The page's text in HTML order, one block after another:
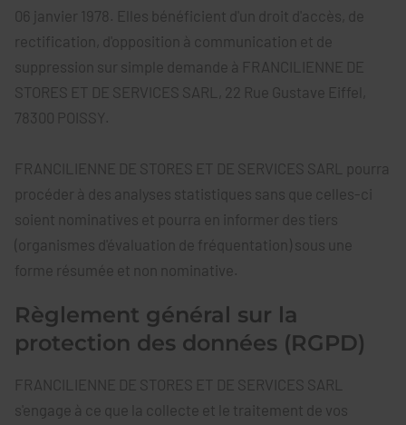
06 janvier 1978. Elles bénéficient d'un droit d'accès, de
rectification, d'opposition à communication et de
suppression sur simple demande à FRANCILIENNE DE
STORES ET DE SERVICES SARL, 22 Rue Gustave Eiffel,
78300 POISSY.
FRANCILIENNE DE STORES ET DE SERVICES SARL pourra
procéder à des analyses statistiques sans que celles-ci
soient nominatives et pourra en informer des tiers
(organismes d'évaluation de fréquentation) sous une
forme résumée et non nominative.
Règlement général sur la
protection des données (RGPD)
FRANCILIENNE DE STORES ET DE SERVICES SARL
s'engage à ce que la collecte et le traitement de vos